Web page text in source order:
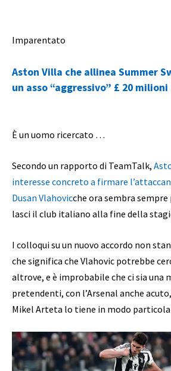
Imparentato
Aston Villa che allinea Summer
un asso “aggressivo” £ 20 milioni
È un uomo ricercato …
Secondo un rapporto di TeamTalk,
interesse concreto a firmare
Dusan Vlahovicche ora sembra
lasci il club italiano alla fine della
I colloqui su un nuovo accordo non
che significa che Vlahovic potrebbe
altrove, e è improbabile che ci sia una
pretendenti, con l’Arsenal anche
Mikel Arteta lo tiene in modo